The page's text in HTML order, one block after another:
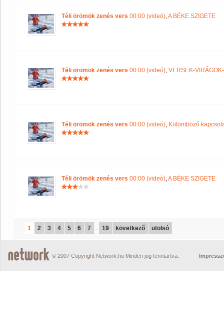
Téli örömök zenés vers 00:00 (videó),A BÉKE SZIGETE
Téli örömök zenés vers 00:00 (videó), VERSEK-
Téli örömök zenés vers 00:00 (videó), Külömböző
Téli örömök zenés vers 00:00 (videó),A BÉKE SZIGETE
1 2 3 4 5 6 7 ... 19 következő utolsó
© 2007 Copyright Network.hu Minden jog fenntartva.